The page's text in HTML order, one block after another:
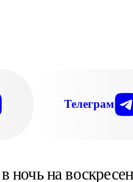
Телеграм
на